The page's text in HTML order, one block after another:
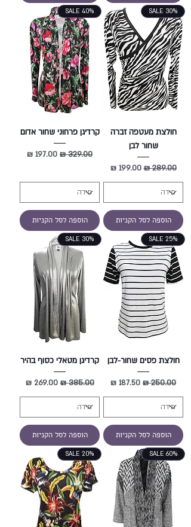
SALE 30%
חולצת מעטפה זברה
שחור לבן
מחיר רגיל‏289.00 ‏₪ מחיר מבצע‏199.00 ‏₪
הוספה לסל הקניות
SALE 40%
קרדיגן פרחוני שחור אדום
מחיר רגיל מחיר מבצע
הוספה לסל הקניות
SALE 25%
חולצת פסים שחור-לבן
מחיר רגיל מחיר מבצע
הוספה לסל הקניות
SALE 30%
קרדיגן מטאלי כסוף בהיר
מחיר רגיל‏385.00 ‏₪ מחיר מבצע‏269.00 ‏₪
הוספה לסל הקניות
SALE 60%
SALE 20%